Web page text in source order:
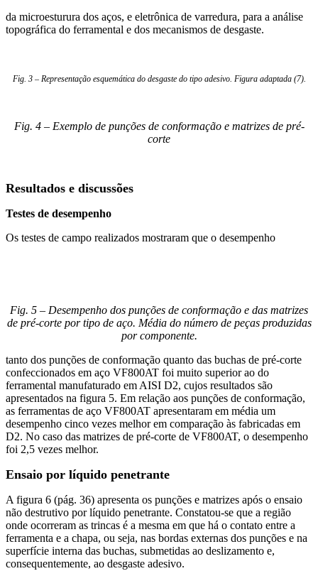
da microesturura dos aços, e eletrônica de varredura, para a análise
topográfica do ferramental e dos mecanismos de desgaste.
Fig. 3 – Representação esquemática do desgaste do tipo adesivo. Figura adaptada (7).
Fig. 4 – Exemplo de punções de conformação e matrizes de pré-
corte
Resultados e discussões
Testes de desempenho
Os testes de campo realizados mostraram que o desempenho
Fig. 5 – Desempenho dos punções de conformação e das matrizes
de pré-corte por tipo de aço. Média do número de peças produzidas
por componente.
tanto dos punções de conformação quanto das buchas de pré-corte
confeccionados em aço VF800AT foi muito superior ao do
ferramental manufaturado em AISI D2, cujos resultados são
apresentados na figura 5. Em relação aos punções de conformação,
as ferramentas de aço VF800AT apresentaram em média um
desempenho cinco vezes melhor em comparação às fabricadas em
D2. No caso das matrizes de pré-corte de VF800AT, o desempenho
foi 2,5 vezes melhor.
Ensaio por líquido penetrante
A figura 6 (pág. 36) apresenta os punções e matrizes após o ensaio
não destrutivo por líquido penetrante. Constatou-se que a região
onde ocorreram as trincas é a mesma em que há o contato entre a
ferramenta e a chapa, ou seja, nas bordas externas dos punções e na
superfície interna das buchas, submetidas ao deslizamento e,
consequentemente, ao desgaste adesivo.